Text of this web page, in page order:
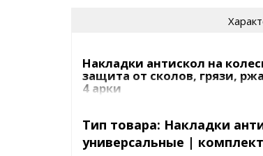
Накладки антискол на
защита от сколов, грязи,
4 арки
Поможетизбежать сколовна новых
ржавчины на колесных арках -
Тип товара: Накладки
универсальные |